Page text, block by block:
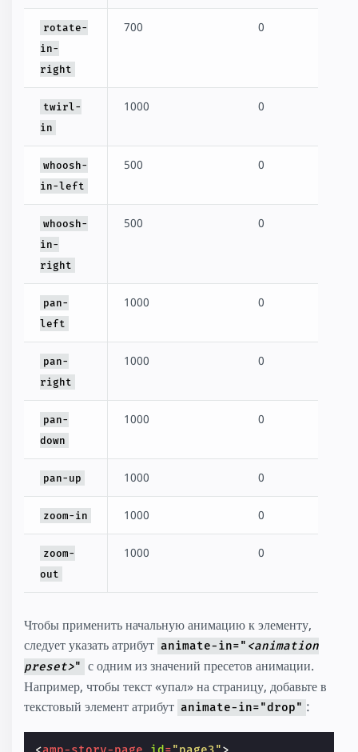
rotate-
in-
right
700 0
twirl-
in
1000 0
whoosh-
in-left
500 0
whoosh-
in-
right
500 0
pan-
left
1000 0
pan-
right
1000 0
pan-
down
1000 0
pan-up 1000 0
zoom-in 1000 0
zoom-
out
1000 0
Чтобы применить начальную анимацию к элементу,
следует указать атрибут animate-in=" <animation
preset>" с одним из значений пресетов анимации.
Например, чтобы текст «упал» на страницу, добавьте в
текстовый элемент атрибут animate-in="drop" :